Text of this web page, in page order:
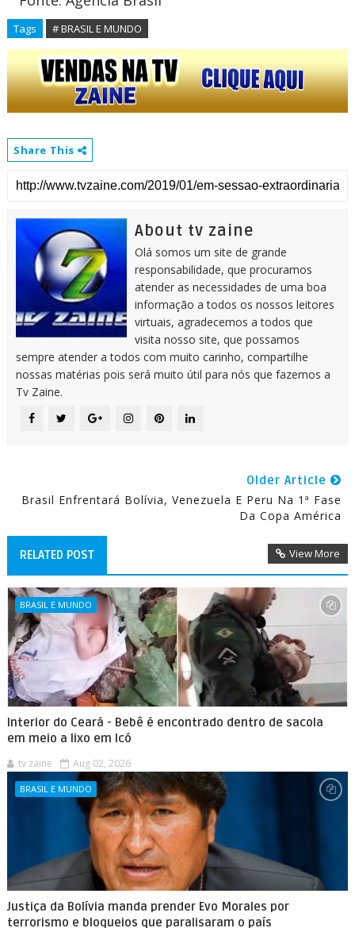
Tags # BRASIL E MUNDO
Share This
About tv zaine
Olá somos um site de grande
responsabilidade, que procuramos
atender as necessidades de uma boa
informação a todos os nossos leitores
virtuais, agradecemos a todos que
visita nosso site, que possamos
sempre atender a todos com muito carinho, compartilhe
nossas matérias pois será muito útil para nós que fazemos a
Tv Zaine.
Older Article
Brasil Enfrentará Bolívia, Venezuela E Peru Na 1ª Fase
Da Copa América
RELATED POST View More
BRASIL E MUNDO
Interior do Ceará - Bebê é encontrado dentro de sacola
em meio a lixo em Icó
tv zaine Aug 02, 2026
BRASIL E MUNDO
Justiça da Bolívia manda prender Evo Morales por
terrorismo e bloqueios que paralisaram o país